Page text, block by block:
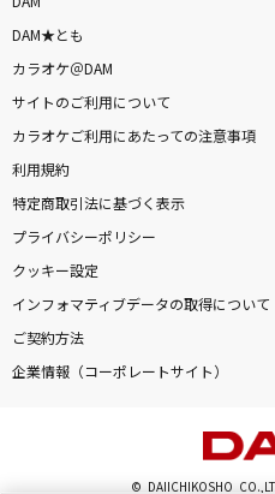
DAM★とも
カラオケ＠DAM
サイトのご利用について
カラオケご利用にあたっての注意事項
利用規約
特定商取引法に基づく表示
プライバシーポリシー
クッキー設定
インフォマティブデータの取得について
ご契約方法
企業情報（コーポレートサイト）
© DAIICHIKOSHO